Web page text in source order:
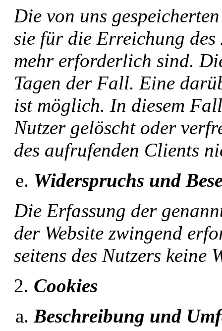
Die von uns
sie für die Erreichung
mehr erforderlich sind.
Tagen der Fall. Eine
ist möglich. In diesem
Nutzer gelöscht oder
des aufrufenden Clients
Widerspruchs und
Die Erfassung der
der Website zwingend
seitens des Nutzers keine
Cookies
Beschreibung und